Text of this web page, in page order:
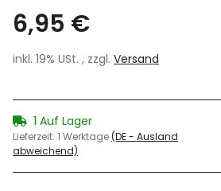
6,95 €
inkl. 19% USt. , zzgl. Versand
1 Auf Lager
Lieferzeit: 1 Werktage(DE - Ausland
abweichend)